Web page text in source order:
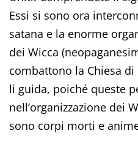
Essi si sono ora
satana e la enorme
dei Wicca
combattono la Chiesa
li guida, poiché queste
nell’organizzazione dei
sono corpi morti e